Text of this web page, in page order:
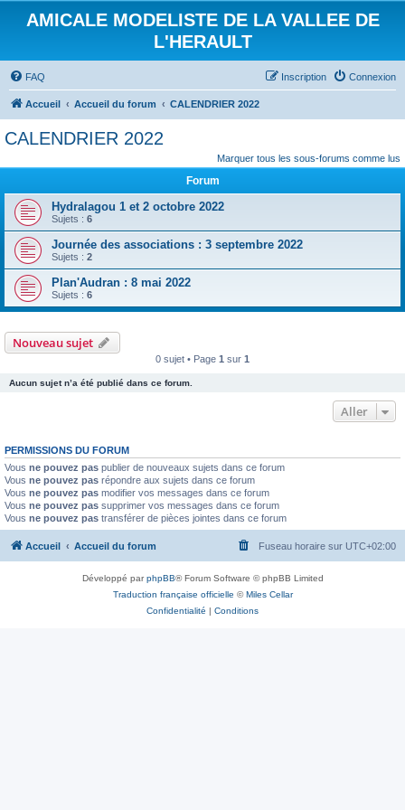
AMICALE MODELISTE DE LA VALLEE DE
L'HERAULT
FAQ Connexion
Inscription
Accueil Accueil du forum CALENDRIER 2022
CALENDRIER 2022
Marquer tous les sous-forums comme lus
Forum
Hydralagou 1 et 2 octobre 2022
Sujets : 6
Journée des associations : 3 septembre 2022
Sujets : 2
Plan'Audran : 8 mai 2022
Sujets : 6
Nouveau sujet
0 sujet • Page 1 sur 1
Aucun sujet n’a été publié dans ce forum.
Aller
PERMISSIONS DU FORUM
Vous ne pouvez pas publier de nouveaux sujets dans ce forum
Vous ne pouvez pas répondre aux sujets dans ce forum
Vous ne pouvez pas modifier vos messages dans ce forum
Vous ne pouvez pas supprimer vos messages dans ce forum
Vous ne pouvez pas transférer de pièces jointes dans ce forum
Accueil Accueil du forum Fuseau horaire sur UTC+02:00
Développé parphpBB® Forum Software © phpBB Limited
Traduction française officielle ©Miles Cellar
Confidentialité | Conditions